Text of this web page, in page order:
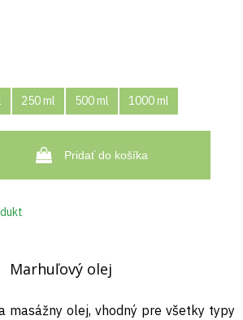
250 ml 500 ml 1000 ml
Pridať do košíka
Marhuľový olej
masážny olej, vhodný pre všetky typy